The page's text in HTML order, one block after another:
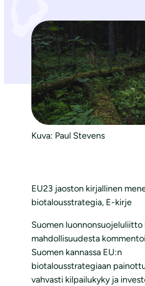
Kuva: Paul Stevens
EU23 jaoston kirjallinen
biotalousstrategia, E-kirje
Suomen
mahdollisuudesta
Suomen kannassa EU:n
biotalousstrategiaan
vahvasti kilpailukyky ja